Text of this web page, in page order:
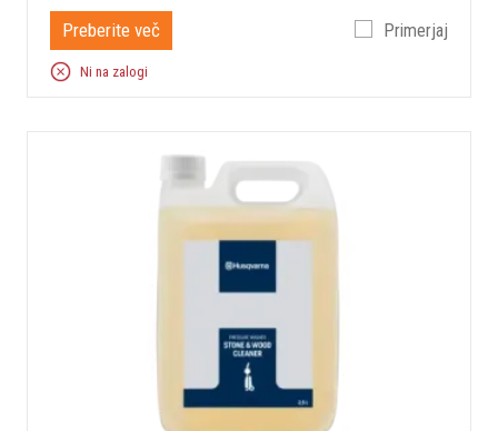
Preberite več Primerjaj
Ni na zalogi